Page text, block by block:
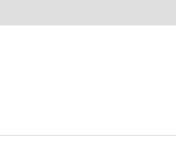
公安消防